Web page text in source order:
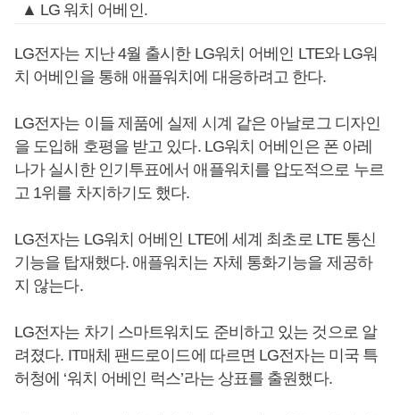
▲ LG 워치 어베인.
LG전자는 지난 4월 출시한 LG워치 어베인 LTE와 LG워
치 어베인을 통해 애플워치에 대응하려고 한다.
LG전자는 이들 제품에 실제 시계 같은 아날로그 디자인
을 도입해 호평을 받고 있다. LG워치 어베인은 폰 아레
나가 실시한 인기투표에서 애플워치를 압도적으로 누르
고 1위를 차지하기도 했다.
LG전자는 LG워치 어베인 LTE에 세계 최초로 LTE 통신
기능을 탑재했다. 애플워치는 자체 통화기능을 제공하
지 않는다.
LG전자는 차기 스마트워치도 준비하고 있는 것으로 알
려졌다. IT매체 팬드로이드에 따르면 LG전자는 미국 특
허청에 ‘워치 어베인 럭스’라는 상표를 출원했다.